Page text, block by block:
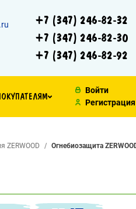
+7 (347) 246-82-32
+7 (347) 246-82-30
+7 (347) 246-82-92
Войти
Регистрация
ZERWOOD Огнебиозащита